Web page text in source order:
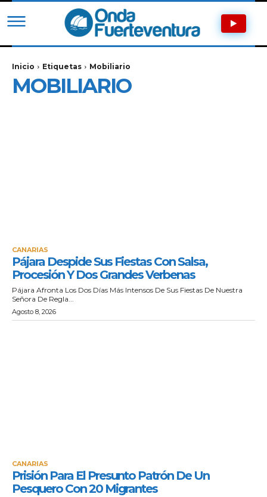
Inicio Etiquetas Mobiliario
MOBILIARIO
CANARIAS
Pájara Despide Sus Fiestas Con Salsa,
Procesión Y Dos Grandes Verbenas
Pájara Afronta Los Dos Días Más Intensos De Sus Fiestas De Nuestra
Señora De Regla...
Agosto 8, 2026
CANARIAS
Prisión Para El Presunto Patrón De Un
Pesquero Con 20 Migrantes